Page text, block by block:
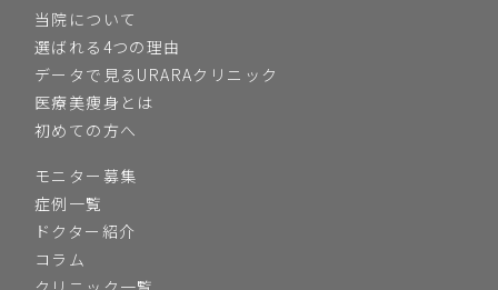
当院について
選ばれる4つの理由
データで見るURARAクリニック
医療美痩身とは
初めての方へ
モニター募集
症例一覧
ドクター紹介
コラム